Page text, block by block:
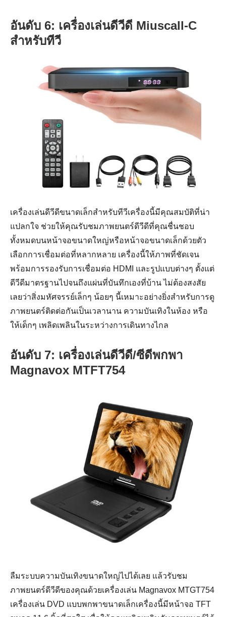
อันดับ 6: เครื่องเล่นดีวีดี Miuscall-C
สำหรับทีวี
เครื่องเล่นดีวีดีขนาดเล็กสำหรับทีวีเครื่องนี้มีคุณสมบัติที่น่า
แปลกใจ ช่วยให้คุณรับชมภาพยนตร์ดีวีดีที่คุณชื่นชอบ
ทั้งหมดบนหน้าจอขนาดใหญ่หรือหน้าจอขนาดเล็กด้วยตัว
เลือกการเชื่อมต่อที่หลากหลาย เครื่องนี้ให้ภาพที่ชัดเจน
พร้อมการรองรับการเชื่อมต่อ HDMI และรูปแบบต่างๆ ตั้งแต่
ดีวีดีมาตรฐานไปจนถึงแผ่นที่บันทึกเองที่บ้าน ไม่ต้องสงสัย
เลยว่าสิ่งมหัศจรรย์เล็กๆ น้อยๆ นี้เหมาะอย่างยิ่งสำหรับการดู
ภาพยนตร์ติดต่อกันเป็นเวลานาน ความบันเทิงในห้อง หรือ
ให้เด็กๆ เพลิดเพลินในระหว่างการเดินทางไกล
อันดับ 7: เครื่องเล่นดีวีดี/ซีดีพกพา
Magnavox MTFT754
ลืมระบบความบันเทิงขนาดใหญ่ไปได้เลย แล้วรับชม
ภาพยนตร์ดีวีดีของคุณด้วยเครื่องเล่น Magnavox MTGT754
เครื่องเล่น DVD แบบพกพาขนาดเล็กเครื่องนี้มีหน้าจอ TFT